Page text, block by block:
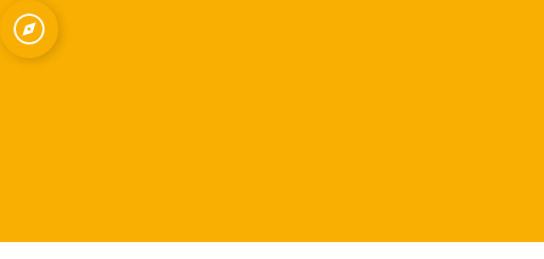
Open quicklink menu